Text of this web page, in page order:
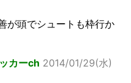
が頭でシュートも枠行か
カーch 2014/01/29(水)